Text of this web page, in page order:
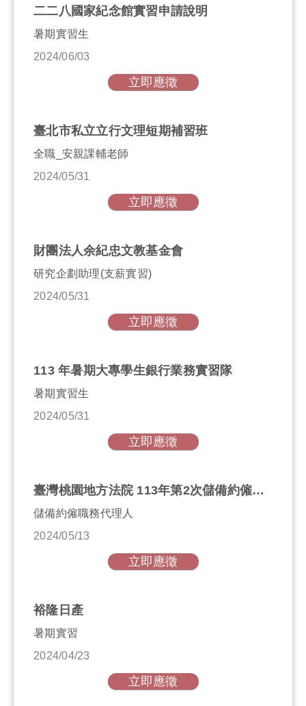
二二八國家紀念館實習申請說明
暑期實習生
2024/06/03
立即應徵
臺北市私立立行文理短期補習班
全職_安親課輔老師
2024/05/31
立即應徵
財團法人余紀忠文教基金會
研究企劃助理(支薪實習)
2024/05/31
立即應徵
113 年暑期大專學生銀行業務實習隊
暑期實習生
2024/05/31
立即應徵
臺灣桃園地方法院 113年第2次儲備約僱職務代理人甄試
儲備約僱職務代理人
2024/05/13
立即應徵
裕隆日產
暑期實習
2024/04/23
立即應徵